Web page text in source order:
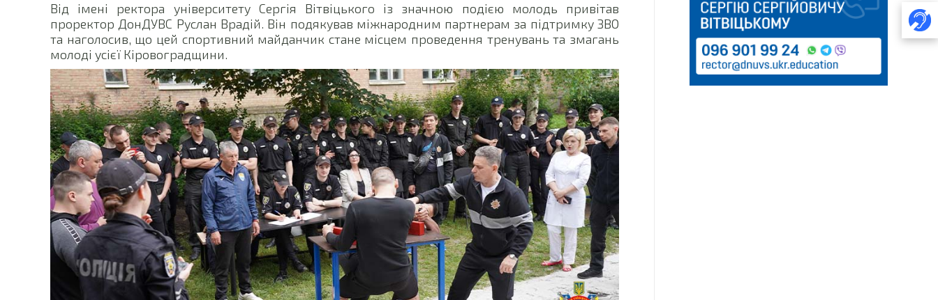
Від імені ректора університету Сергія Вітвіцького із значною подією молодь привітав
проректор ДонДУВС Руслан Врадій. Він подякував міжнародним партнерам за підтримку ЗВО
та наголосив, що цей спортивний майданчик стане місцем проведення тренувань та змагань
молоді усієї Кіровоградщини.